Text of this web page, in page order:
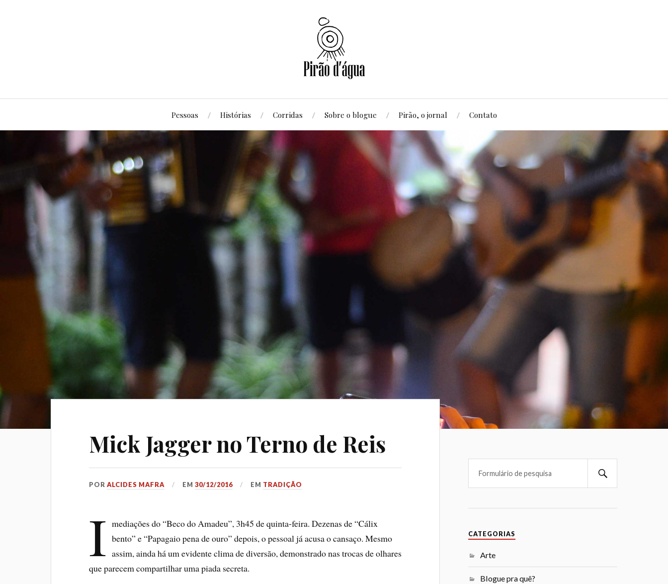
Pessoas Histórias Corridas Sobre o blogue Pirão, o jornal Contato
Mick Jagger no Terno de Reis
PORALCIDES MAFRA EM30/12/2016 EM TRADIÇÃO
I mediações do “Beco do Amadeu”, 3h45 de quinta-feira. Dezenas de “Cálix
bento” e “Papagaio pena de ouro” depois, o pessoal já acusa o cansaço. Mesmo
assim, ainda há um evidente clima de diversão, demonstrado nas trocas de olhares
que parecem compartilhar uma piada secreta.
CATEGORIAS
Arte
Blogue pra quê?